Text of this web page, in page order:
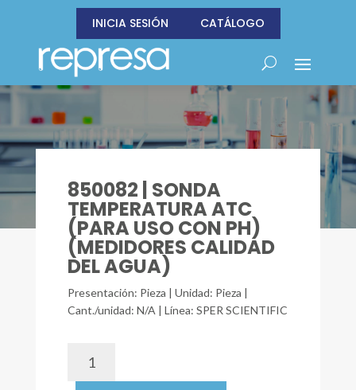
INICIA SESIÓN CATÁLOGO
850082 | SONDA
TEMPERATURA ATC
(PARA USO CON PH)
(MEDIDORES CALIDAD
DEL AGUA)
Presentación: Pieza | Unidad: Pieza |
Cant./unidad: N/A | Línea: SPER SCIENTIFIC